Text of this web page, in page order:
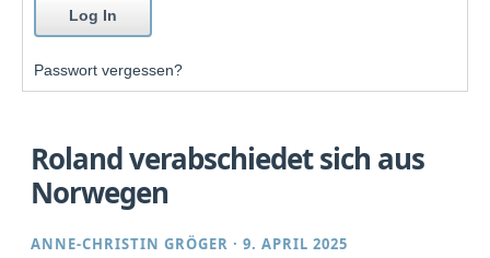
Passwort vergessen?
Roland verabschiedet sich aus
Norwegen
ANNE-CHRISTIN GRÖGER ·9. APRIL 2025